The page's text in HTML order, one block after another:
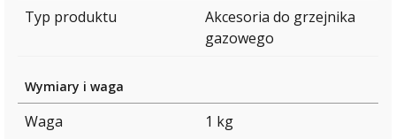
Typ produktu
Akcesoria do grzejnika
gazowego
Wymiary i waga
Waga 1 kg